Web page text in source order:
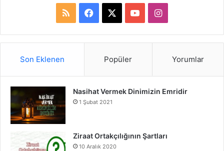
S
a
b
o
o
u
e
I
n
a
r
Son Eklenen Popüler Yorumlar
Nasihat Vermek Dinimizin Emridir
1 Şubat 2021
Ziraat Ortakçılığının Şartları
10 Aralık 2020